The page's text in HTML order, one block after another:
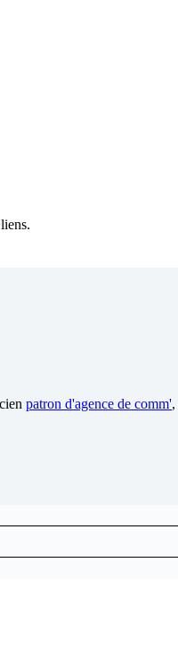
patron d'agence de comm'